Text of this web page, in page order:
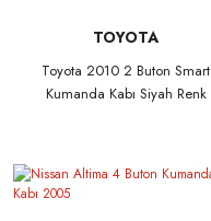
TOYOTA
Toyota 2010 2 Buton Smart
Kumanda Kabı Siyah Renk